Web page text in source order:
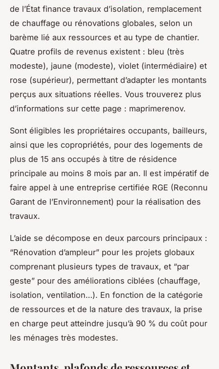
de l’État finance travaux d’isolation, remplacement
de chauffage ou rénovations globales, selon un
barème lié aux ressources et au type de chantier.
Quatre profils de revenus existent : bleu (très
modeste), jaune (modeste), violet (intermédiaire) et
rose (supérieur), permettant d’adapter les montants
perçus aux situations réelles. Vous trouverez plus
d’informations sur cette page : maprimerenov.
Sont éligibles les propriétaires occupants, bailleurs,
ainsi que les copropriétés, pour des logements de
plus de 15 ans occupés à titre de résidence
principale au moins 8 mois par an. Il est impératif de
faire appel à une entreprise certifiée RGE (Reconnu
Garant de l’Environnement) pour la réalisation des
travaux.
L’aide se décompose en deux parcours principaux :
“Rénovation d’ampleur” pour les projets globaux
comprenant plusieurs types de travaux, et “par
geste” pour des améliorations ciblées (chauffage,
isolation, ventilation…). En fonction de la catégorie
de ressources et de la nature des travaux, la prise
en charge peut atteindre jusqu’à 90 % du coût pour
les ménages très modestes.